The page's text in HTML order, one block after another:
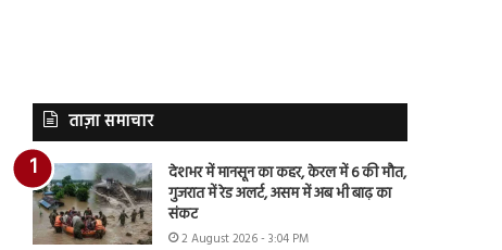
ताज़ा समाचार
देशभर में मानसून का कहर, केरल में 6 की मौत,
गुजरात में रेड अलर्ट, असम में अब भी बाढ़ का
संकट
2 August 2026 - 3:04 PM